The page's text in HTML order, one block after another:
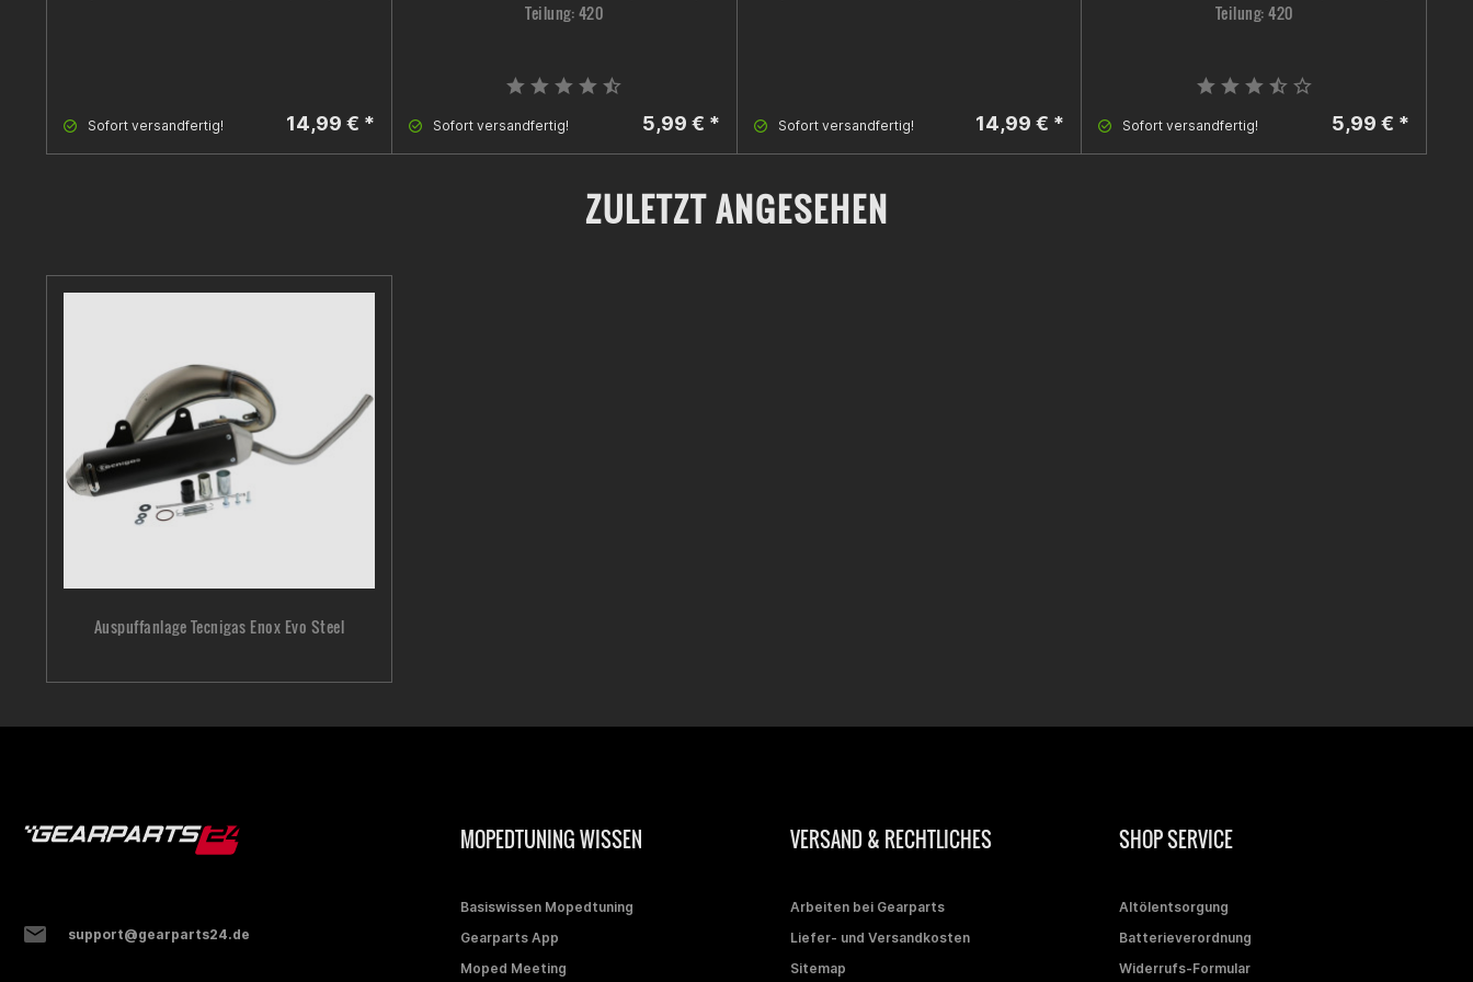
Sofort versandfertig! 14,99 € *
Teilung: 420
Sofort versandfertig! 5,99 € * Sofort versandfertig! 14,99 € *
Teilung: 420
Sofort versandfertig! 5,99 € *
ZULETZT ANGESEHEN
Auspuffanlage Tecnigas Enox Evo Steel
support@gearparts24.de
MOPEDTUNING WISSEN
Basiswissen Mopedtuning
Gearparts App
Moped Meeting
VERSAND & RECHTLICHES
Arbeiten bei Gearparts
Liefer- und Versandkosten
Sitemap
SHOP SERVICE
Altölentsorgung
Batterieverordnung
Widerrufs-Formular